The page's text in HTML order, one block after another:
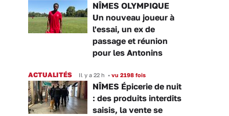
NÎMES OLYMPIQUE
Un nouveau joueur à
l'essai, un ex de
passage et réunion
pour les Antonins
ACTUALITÉS Il y a 22 h • vu 2198 fois
NÎMES Épicerie de nuit
: des produits interdits
saisis, la vente se